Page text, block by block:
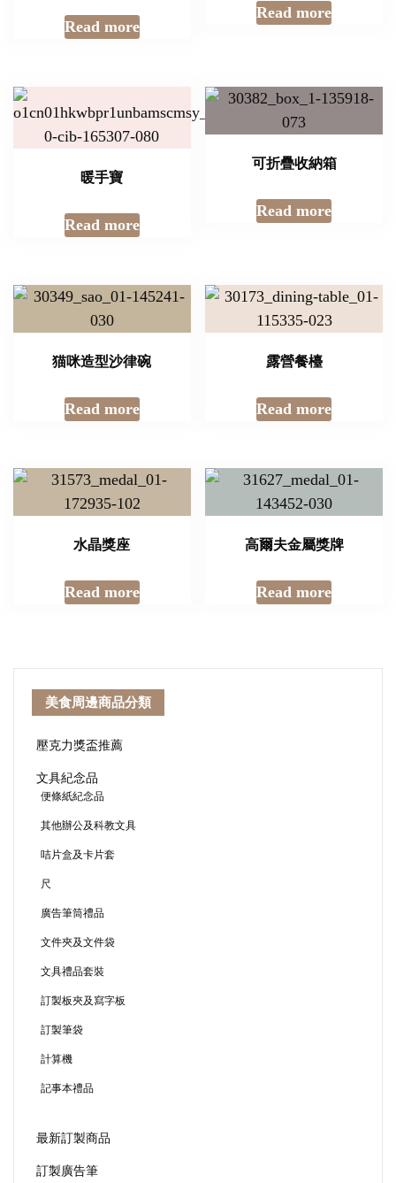
Read more
Read more
暖手寶
Read more
可折疊收納箱
Read more
猫咪造型沙律碗
Read more
露營餐檯
Read more
水晶獎座
Read more
高爾夫金屬獎牌
Read more
美食周邊商品分類
壓克力獎盃推薦
文具紀念品
便條紙紀念品
其他辦公及科教文具
咭片盒及卡片套
尺
廣告筆筒禮品
文件夾及文件袋
文具禮品套裝
訂製板夾及寫字板
訂製筆袋
計算機
記事本禮品
最新訂製商品
訂製廣告筆